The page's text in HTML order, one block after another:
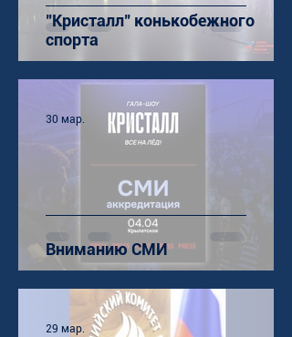
"Кристалл" конькобежного
спорта
Вниманию СМИ
30 мар.
29 мар.